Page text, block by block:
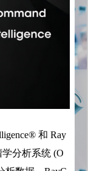
和 Ray
学分析系统 (O